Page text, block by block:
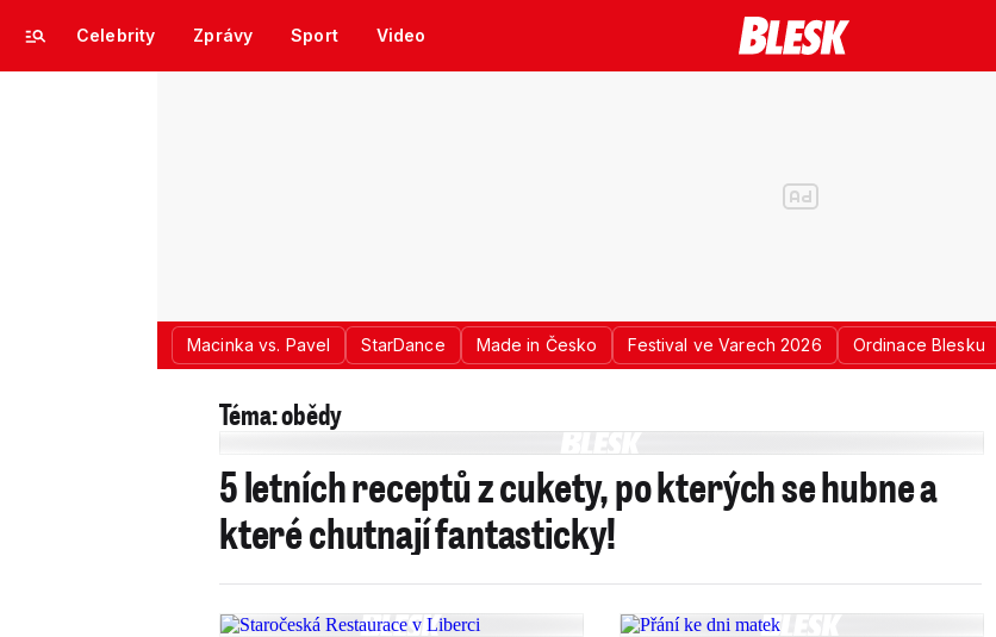
Celebrity Zprávy Sport Video
Macinka vs. Pavel StarDance Made in Česko Festival ve Varech 2026 Ordinace Blesku
Téma: obědy
5 letních receptů z cukety, po kterých se hubne a
které chutnají fantasticky!